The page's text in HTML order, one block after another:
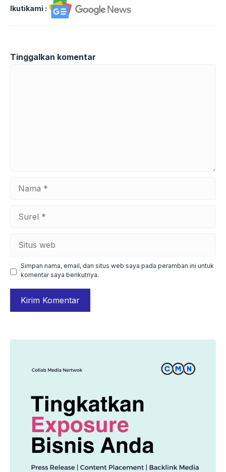
Ikutikami :
Tinggalkan komentar
web
Simpan nama, email, dan situs web saya pada peramban ini untuk
komentar saya berikutnya.